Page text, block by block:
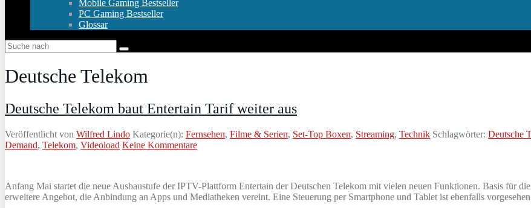
Mobile Gaming Bestseller
PC Gaming Bestseller
Glossar
Deutsche Telekom
Deutsche Telekom baut Entertain Tarif weiter aus
Veröffentlicht von Wilfred Lindo Kategorie(n): Fernsehen, Filme & Serien, Set-Top Boxen, Streaming, Technik Schlagwörter: Deutsche
Demand, Telekom, Videoload Keine Kommentare
Anfang Mai startet die neue Ausbaustufe der IPTV-Plattform Entertain der Deutschen Telekom mit vielen neuen Funktionen. Basis für
erweitere Angebot, die Anbindung an Apps und Mediatheken vereint. Eine Steuerung per Smartphone und Tablet ist ebenfalls